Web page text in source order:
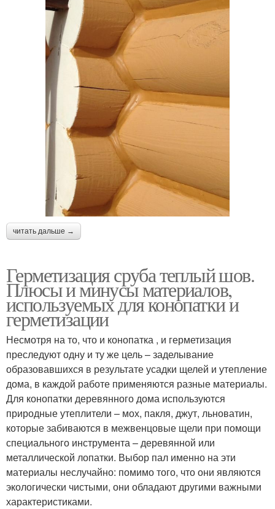
читать дальше →
Герметизация сруба теплый шов.
Плюсы и минусы материалов,
используемых для конопатки и
герметизации
Несмотря на то, что и конопатка , и герметизация
преследуют одну и ту же цель – заделывание
образовавшихся в результате усадки щелей и утепление
дома, в каждой работе применяются разные материалы.
Для конопатки деревянного дома используются
природные утеплители – мох, пакля, джут, льноватин,
которые забиваются в межвенцовые щели при помощи
специального инструмента – деревянной или
металлической лопатки. Выбор пал именно на эти
материалы неслучайно: помимо того, что они являются
экологически чистыми, они обладают другими важными
характеристиками.